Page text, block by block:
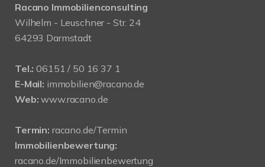
Racano Immobilienconsulting
Wilhelm - Leuschner - Str. 24
64293 Darmstadt
Tel.: 06151 / 50 16 37 1
E-Mail: immobilien@racano.de
Web: www.racano.de
Termin: racano.de/Termin
Immobilienbewertung:
racano.de/Immobilienbewertung